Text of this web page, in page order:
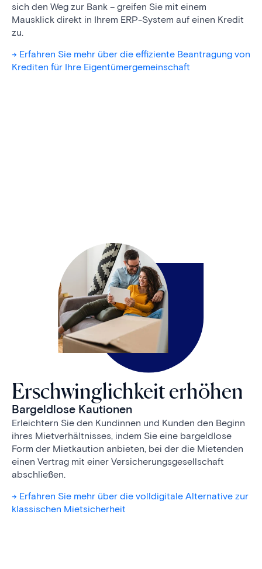
sich den Weg zur Bank – greifen Sie mit einem
Mausklick direkt in Ihrem ERP-System auf einen Kredit
zu.
-> Erfahren Sie mehr über die effiziente Beantragung von
Krediten für Ihre Eigentümergemeinschaft
Erschwinglichkeit erhöhen
Bargeldlose Kautionen
Erleichtern Sie den Kundinnen und Kunden den Beginn
ihres Mietverhältnisses, indem Sie eine bargeldlose
Form der Mietkaution anbieten, bei der die Mietenden
einen Vertrag mit einer Versicherungsgesellschaft
abschließen.
-> Erfahren Sie mehr über die volldigitale Alternative zur
klassischen Mietsicherheit